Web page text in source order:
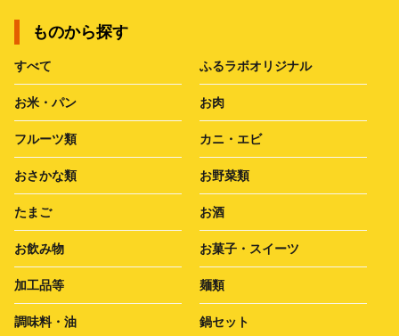
ものから探す
すべて ふるラボオリジナル
お米・パン お肉
フルーツ類 カニ・エビ
おさかな類 お野菜類
たまご お酒
お飲み物 お菓子・スイーツ
加工品等 麺類
調味料・油 鍋セット